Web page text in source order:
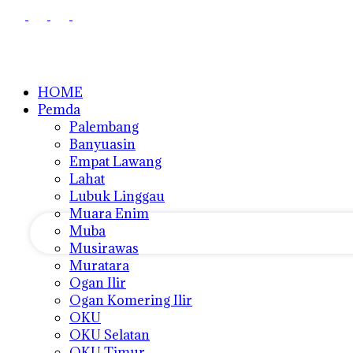
HOME
Pemda
Palembang
Banyuasin
Empat Lawang
Lahat
Lubuk Linggau
Muara Enim
Muba
Musirawas
Muratara
Ogan Ilir
Ogan Komering Ilir
OKU
OKU Selatan
kata sandi Anda